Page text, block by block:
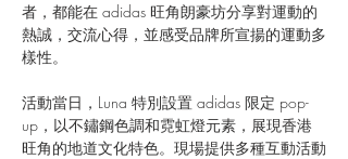
者，都能在 adidas 旺角朗豪坊分享對運動的
熱誠，交流心得，並感受品牌所宣揚的運動多
樣性。
活動當日，Luna 特別設置 adidas 限定 pop-
up，以不鏽鋼色調和霓虹燈元素，展現香港
旺角的地道文化特色。現場提供多種互動活動